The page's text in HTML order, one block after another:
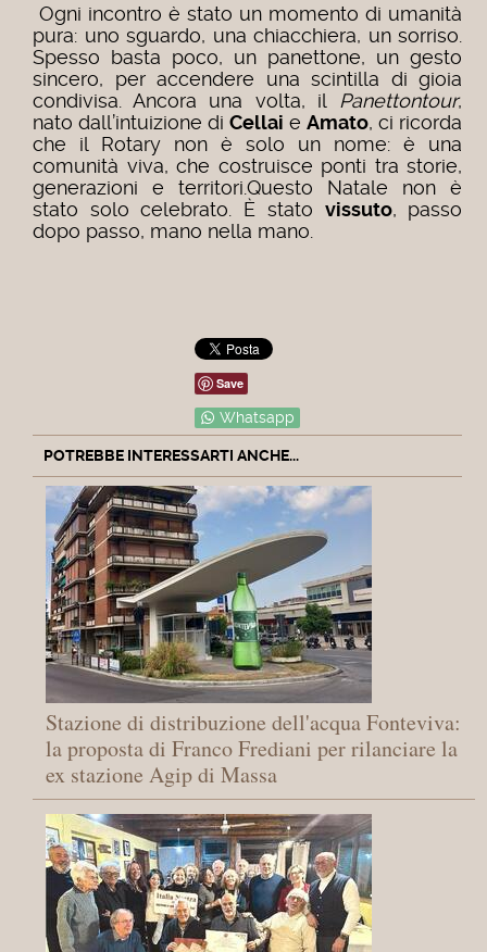
Ogni incontro è stato un momento di umanità
pura: uno sguardo, una chiacchiera, un sorriso.
Spesso basta poco, un panettone, un gesto
sincero, per accendere una scintilla di gioia
condivisa.Ancora una volta, il Panettontour,
nato dall’intuizione di Cellai e Amato, ci ricorda
che il Rotary non è solo un nome: è una
comunità viva, che costruisce ponti tra storie,
generazioni e territori.Questo Natale non è
stato solo celebrato. È stato vissuto, passo
dopo passo, mano nella mano.
Save
Whatsapp
POTREBBE INTERESSARTI ANCHE...
Stazione di distribuzione dell'acqua Fonteviva:
la proposta di Franco Frediani per rilanciare la
ex stazione Agip di Massa